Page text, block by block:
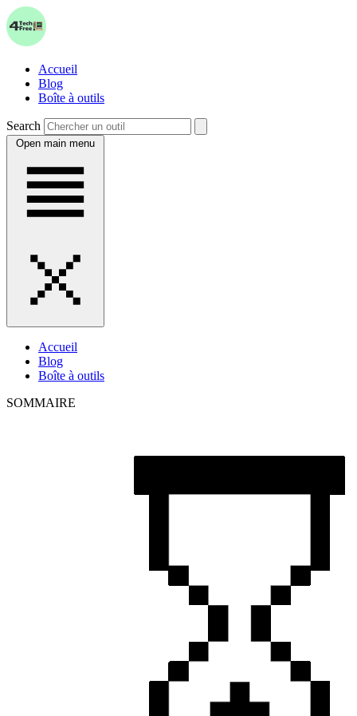
Accueil
Blog
Boîte à outils
Search
Open main menu
Accueil
Blog
Boîte à outils
SOMMAIRE